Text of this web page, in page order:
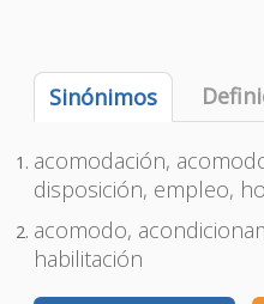
Sinónimos
acomodación,
disposición, empleo,
acomodo,
habilitación